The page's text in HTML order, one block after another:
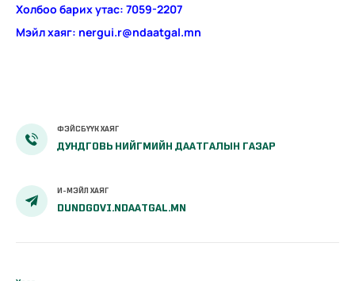
Холбоо барих утас: 7059-2207
Мэйл хаяг: nergui.r@ndaatgal.mn
ФЭЙСБҮҮК ХАЯГ
ДУНДГОВЬ НИЙГМИЙН ДААТГАЛЫН ГАЗАР
И-МЭЙЛ ХАЯГ
DUNDGOVI.NDAATGAL.MN